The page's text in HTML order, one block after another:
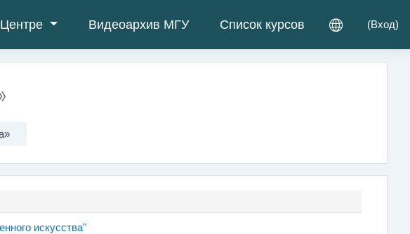
Видеоархив МГУ Список курсов (Вход)
искусства"
Страница